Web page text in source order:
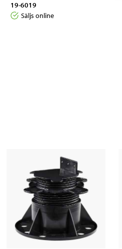
19-6019
Säljs online